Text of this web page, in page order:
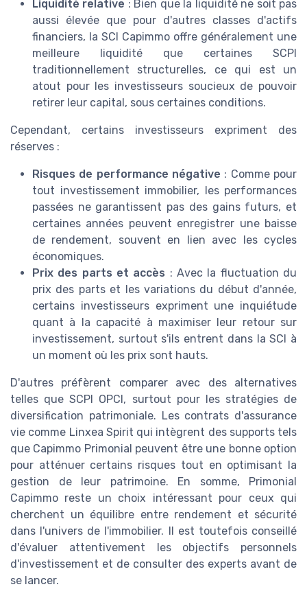
Liquidité relative : Bien que la liquidité ne soit pas
aussi élevée que pour d'autres classes d'actifs
financiers, la SCI Capimmo offre généralement une
meilleure liquidité que certaines SCPI
traditionnellement structurelles, ce qui est un
atout pour les investisseurs soucieux de pouvoir
retirer leur capital, sous certaines conditions.
Cependant, certains investisseurs expriment des
réserves :
Risques de performance négative : Comme pour
tout investissement immobilier, les performances
passées ne garantissent pas des gains futurs, et
certaines années peuvent enregistrer une baisse
de rendement, souvent en lien avec les cycles
économiques.
Prix des parts et accès : Avec la fluctuation du
prix des parts et les variations du début d'année,
certains investisseurs expriment une inquiétude
quant à la capacité à maximiser leur retour sur
investissement, surtout s'ils entrent dans la SCI à
un moment où les prix sont hauts.
D'autres préfèrent comparer avec des alternatives
telles que SCPI OPCI, surtout pour les stratégies de
diversification patrimoniale. Les contrats d'assurance
vie comme Linxea Spirit qui intègrent des supports tels
que Capimmo Primonial peuvent être une bonne option
pour atténuer certains risques tout en optimisant la
gestion de leur patrimoine. En somme, Primonial
Capimmo reste un choix intéressant pour ceux qui
cherchent un équilibre entre rendement et sécurité
dans l'univers de l'immobilier. Il est toutefois conseillé
d'évaluer attentivement les objectifs personnels
d'investissement et de consulter des experts avant de
se lancer.